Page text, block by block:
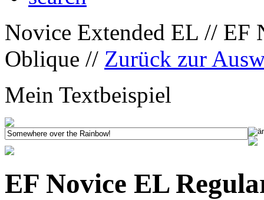
Novice Extended EL // EF
Oblique // Zurück zur
Mein Textbeispiel
EF Novice EL